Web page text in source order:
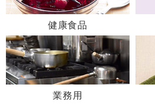
健康食品
業務用